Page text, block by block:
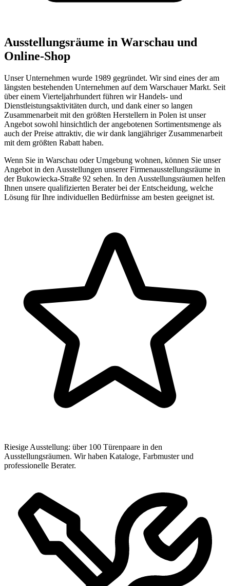
Ausstellungsräume in Warschau und
Online-Shop
Unser Unternehmen wurde 1989 gegründet. Wir sind eines der am
längsten bestehenden Unternehmen auf dem Warschauer Markt. Seit
über einem Vierteljahrhundert führen wir Handels- und
Dienstleistungsaktivitäten durch, und dank einer so langen
Zusammenarbeit mit den größten Herstellern in Polen ist unser
Angebot sowohl hinsichtlich der angebotenen Sortimentsmenge als
auch der Preise attraktiv, die wir dank langjähriger Zusammenarbeit
mit dem größten Rabatt haben.
Wenn Sie in Warschau oder Umgebung wohnen, können Sie unser
Angebot in den Ausstellungen unserer Firmenausstellungsräume in
der Bukowiecka-Straße 92 sehen. In den Ausstellungsräumen helfen
Ihnen unsere qualifizierten Berater bei der Entscheidung, welche
Lösung für Ihre individuellen Bedürfnisse am besten geeignet ist.
Riesige Ausstellung: über 100 Türenpaare in den
Ausstellungsräumen. Wir haben Kataloge, Farbmuster und
professionelle Berater.